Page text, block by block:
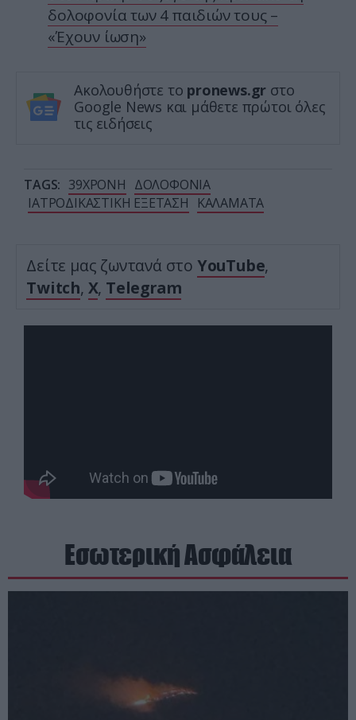
δολοφονία των 4 παιδιών τους –
«Έχουν ίωση»
Ακολουθήστε το pronews.gr στο
Google News και μάθετε πρώτοι όλες
τις ειδήσεις
TAGS: 39ΧΡΟΝΗ ΔΟΛΟΦΟΝΙΑ
ΙΑΤΡΟΔΙΚΑΣΤΙΚΗ ΕΞΕΤΑΣΗ
ΚΑΛΑΜΑΤΑ
Δείτε μας ζωντανά στο YouTube,
Twitch, X, Telegram
Εσωτερική Ασφάλεια